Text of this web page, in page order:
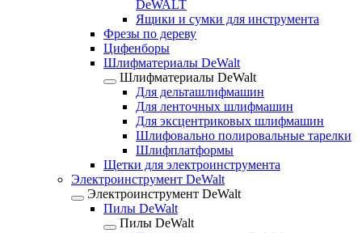
DeWALT
Ящики и сумки для инструмента
Фрезы по дереву
Цифенборы
Шлифматериалы DeWalt
Шлифматериалы DeWalt
Для дельташлифмашин
Для ленточных шлифмашин
Для эксцентриковых шлифмашин
Шлифовально полировальные тарелки
Шлифплатформы
Щетки для электроинструмента
Электроинструмент DeWalt
Электроинструмент DeWalt
Пилы DeWalt
Пилы DeWalt